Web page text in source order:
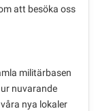
att besöka oss
militärbasen
nuvarande
nya lokaler